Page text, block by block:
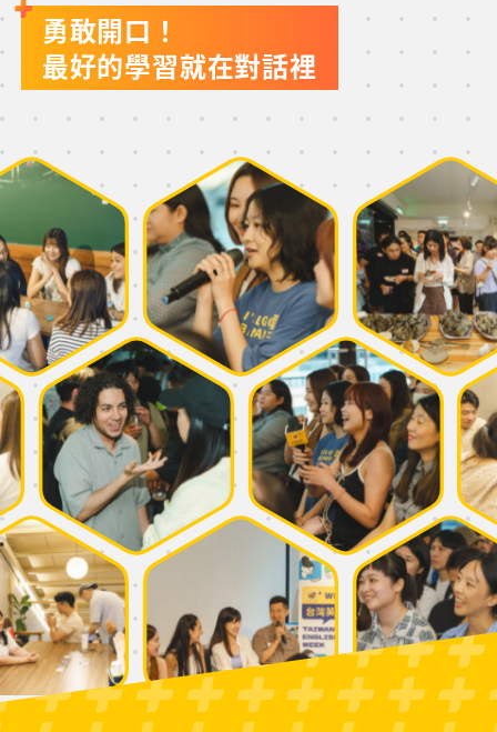
勇敢開口！
最好的學習就在對話裡